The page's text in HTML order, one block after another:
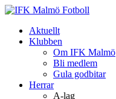
Aktuellt
Klubben
Om IFK Malmö
Bli medlem
Gula godbitar
Herrar
A-lag